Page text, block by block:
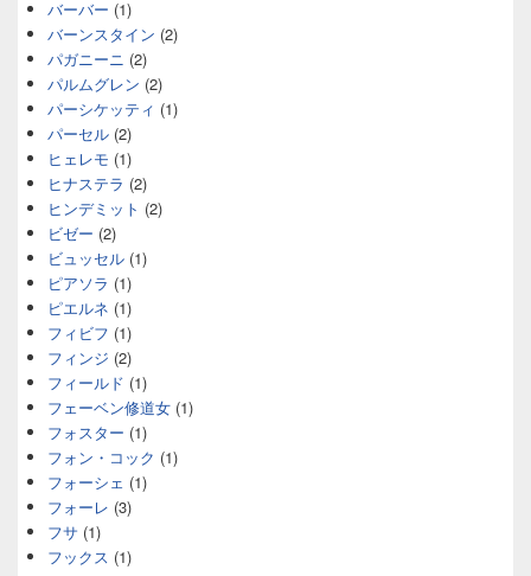
バーバー (1)
バーンスタイン (2)
パガニーニ (2)
パルムグレン (2)
パーシケッティ (1)
パーセル (2)
ヒェレモ (1)
ヒナステラ (2)
ヒンデミット (2)
ビゼー (2)
ビュッセル (1)
ピアソラ (1)
ピエルネ (1)
フィビフ (1)
フィンジ (2)
フィールド (1)
フェーベン修道女 (1)
フォスター (1)
フォン・コック (1)
フォーシェ (1)
フォーレ (3)
フサ (1)
フックス (1)